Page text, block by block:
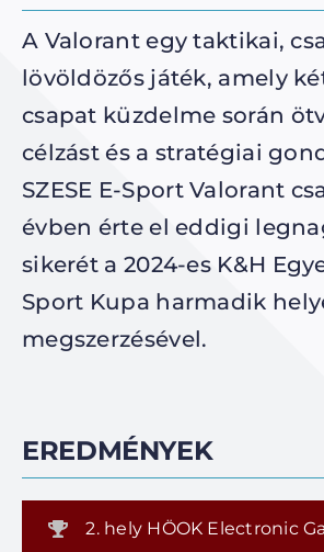
A Valorant egy taktikai,
lövöldözős játék, amely
csapat küzdelme során
célzást és a stratégiai
SZESE E-Sport Valorant
évben érte el eddigi
sikerét a 2024-es K&H
Sport Kupa harmadik
megszerzésével.
EREDMÉNYEK
2. hely HÖOK Electronic